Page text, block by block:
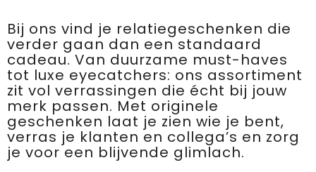
Bij ons vind je relatiegeschenken die
verder gaan dan een standaard
cadeau. Van duurzame must-haves
tot luxe eyecatchers: ons assortiment
zit vol verrassingen die écht bij jouw
merk passen. Met originele
geschenken laat je zien wie je bent,
verras je klanten en collega’s en zorg
je voor een blijvende glimlach.